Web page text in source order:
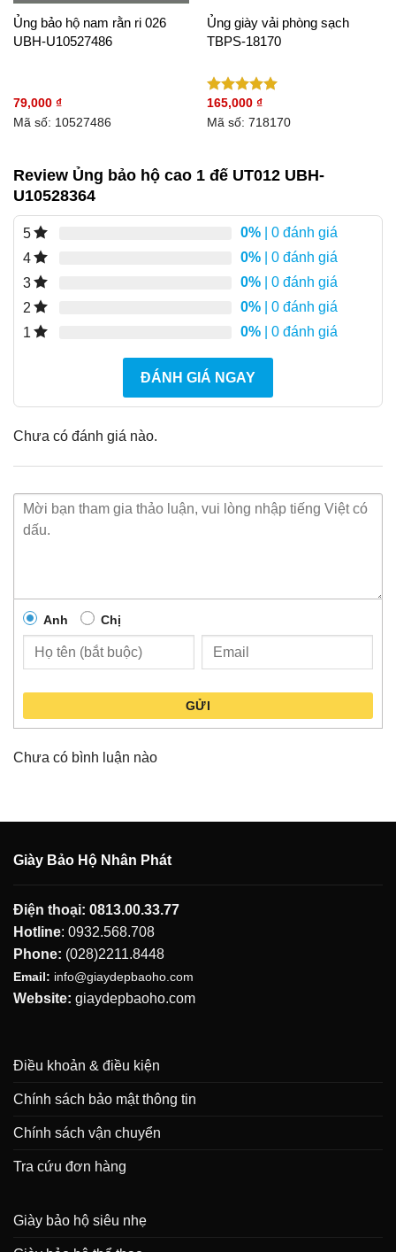
Ủng bảo hộ nam rằn ri 026
UBH-U10527486
79,000 ₫
Mã số: 10527486
Ủng giày vải phòng sạch
TBPS-18170
Được xếp
hạng5.00
165,000 ₫
Mã số: 718170
Review Ủng bảo hộ cao 1 đế UT012 UBH-
U10528364
5 0% | 0 đánh giá
4
0% | 0 đánh giá
3
0% | 0 đánh giá
2
0% | 0 đánh giá
1
0% | 0 đánh giá
ĐÁNH GIÁ NGAY
Chưa có đánh giá nào.
Anh Chị
GỬI
Chưa có bình luận nào
Giày Bảo Hộ Nhân Phát
Điện thoại: 0813.00.33.77
Hotline: 0932.568.708
Phone: (028)2211.8448
Email: info@giaydepbaoho.com
Website: giaydepbaoho.com
Điều khoản & điều kiện
Chính sách bảo mật thông tin
Chính sách vận chuyển
Tra cứu đơn hàng
Giày bảo hộ siêu nhẹ